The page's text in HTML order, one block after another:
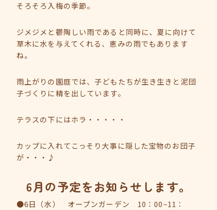
そろそろ入梅の季節。
ジメジメと鬱陶しい雨であると同時に、夏に向けて
草木に水を与えてくれる、恵みの雨でもあります
ね。
雨上がりの園庭では、子どもたちが生き生きと泥団
子づくりに精を出しています。
テラスの下にはホラ・・・・・
カップに入れてこっそり大事に隠した宝物のお団子
が・・・♪
6月の予定をお知らせします。
●6日（水） オープンガーデン 10：00~11：